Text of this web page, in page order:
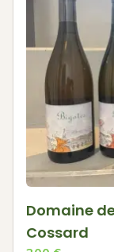
Domaine
Cossard